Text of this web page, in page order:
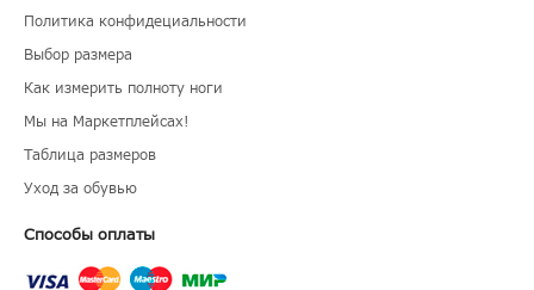
Политика конфидециальности
Выбор размера
Как измерить полноту ноги
Мы на Маркетплейсах!
Таблица размеров
Уход за обувью
Способы оплаты